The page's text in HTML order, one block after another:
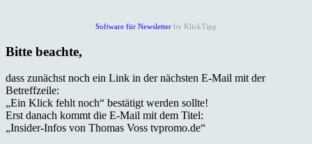
Software für Newsletter by KlickTipp
Bitte beachte,
dass zunächst noch ein Link in der nächsten E-Mail mit der
Betreffzeile:
„Ein Klick fehlt noch“ bestätigt werden sollte!
Erst danach kommt die E-Mail mit dem Titel:
„Insider-Infos von Thomas Voss tvpromo.de“